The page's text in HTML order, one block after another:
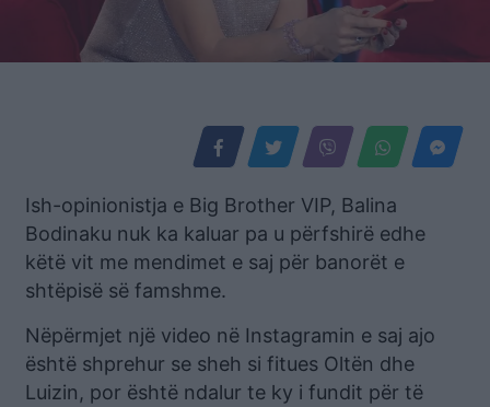
Ish-opinionistja e Big Brother VIP, Balina
Bodinaku nuk ka kaluar pa u përfshirë edhe
këtë vit me mendimet e saj për banorët e
shtëpisë së famshme.
Nëpërmjet një video në Instagramin e saj ajo
është shprehur se sheh si fitues Oltën dhe
Luizin, por është ndalur te ky i fundit për të